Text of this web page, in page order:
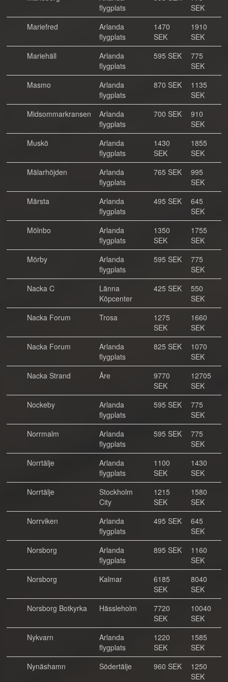
flygplats
SEK
Mariefred
Arlanda
flygplats
1470
SEK
1910
SEK
Mariehäll
Arlanda
flygplats
595 SEK
775
SEK
Masmo
Arlanda
flygplats
870 SEK
1135
SEK
Midsommarkransen
Arlanda
flygplats
700 SEK
910
SEK
Muskö
Arlanda
flygplats
1430
SEK
1855
SEK
Mälarhöjden
Arlanda
flygplats
765 SEK
995
SEK
Märsta
Arlanda
flygplats
495 SEK
645
SEK
Mölnbo
Arlanda
flygplats
1350
SEK
1755
SEK
Mörby
Arlanda
flygplats
595 SEK
775
SEK
Nacka C
Länna
Köpcenter
425 SEK
550
SEK
Nacka Forum
Trosa
1275
SEK
1660
SEK
Nacka Forum
Arlanda
flygplats
825 SEK
1070
SEK
Nacka Strand
Åre
9770
SEK
12705
SEK
Nockeby
Arlanda
flygplats
595 SEK
775
SEK
Norrmalm
Arlanda
flygplats
595 SEK
775
SEK
Norrtälje
Arlanda
flygplats
1100
SEK
1430
SEK
Norrtälje
Stockholm
City
1215
SEK
1580
SEK
Norrviken
Arlanda
flygplats
495 SEK
645
SEK
Norsborg
Arlanda
flygplats
895 SEK
1160
SEK
Norsborg
Kalmar
6185
SEK
8040
SEK
Norsborg Botkyrka
Hässleholm
7720
SEK
10040
SEK
Nykvarn
Arlanda
flygplats
1220
SEK
1585
SEK
Nynäshamn
Södertälje 960 SEK
1250
SEK